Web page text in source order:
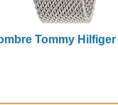
Tommy Hilfiger